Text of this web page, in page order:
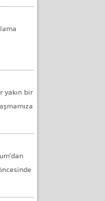
yakın bir